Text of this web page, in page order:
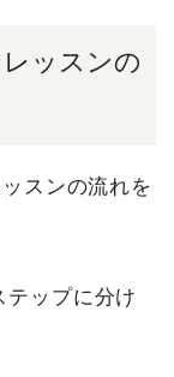
ッスンの
スンの流れを
テップに分け